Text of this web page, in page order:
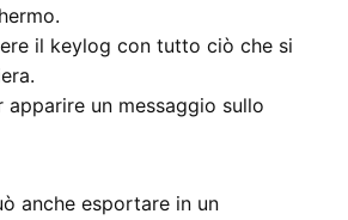
il keylog con tutto ciò che si
apparire un messaggio sullo
anche esportare in un